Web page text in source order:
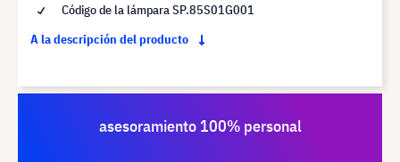
Código de la lámpara SP.85S01G001
A la descripción del producto
asesoramiento 100% personal